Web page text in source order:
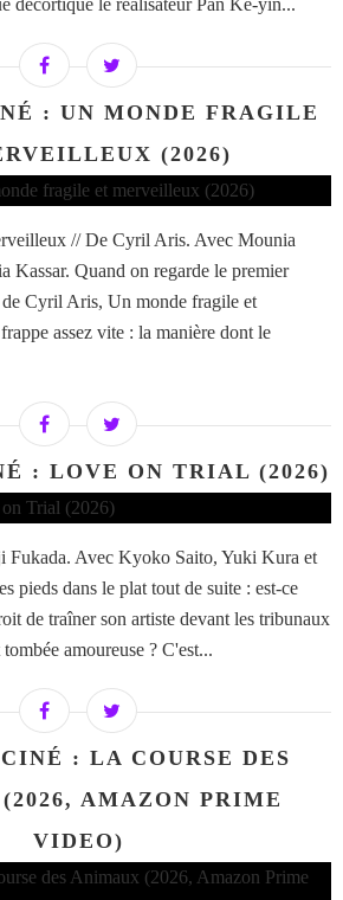
décortique le réalisateur Pan Ke-yin...
: UN MONDE FRAGILE
(2026)
// De Cyril Aris. Avec Mounia
Kassar. Quand on regarde le premier
Cyril Aris, Un monde fragile et
assez vite : la manière dont le
: LOVE ON TRIAL (2026)
Avec Kyoko Saito, Yuki Kura et
pieds dans le plat tout de suite : est-ce
de traîner son artiste devant les tribunaux
amoureuse ? C'est...
: LA COURSE DES
AMAZON PRIME
VIDEO)